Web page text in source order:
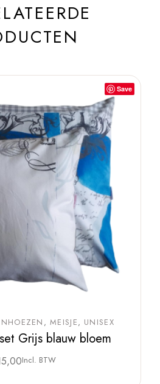
Save
MEISJE UNISEX
Grijs blauw bloem
Incl. BTW